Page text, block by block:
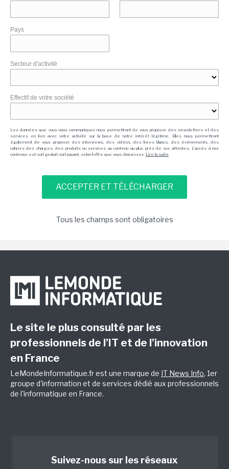
Pays
Secteur d'activité
Effectif de votre société
Les données que vous nous communiquez nous permettront de vous proposer des newsletters et des
services en lien avec votre activité sur la base de notre intérêt légitime. Elles nous permettront
également de vous proposer des interviews, des vidéos, des livres blancs, des événements, des
cahiers des charges, des produits ou services au contenu au plus près de vos attentes. L'accès à nos
contenus est soit gratuit soit payant, selon l'offre que vous choisissez. Lire la suite
Tous les champs sont obligatoires
Le site le plus consulté par les
professionnels de l’IT et de l’innovation
en France
LeMondeInformatique.fr est une marque de IT News Info, 1er
groupe d'information et de services dédié aux professionnels
de l'informatique en France.
Suivez-nous sur les réseaux